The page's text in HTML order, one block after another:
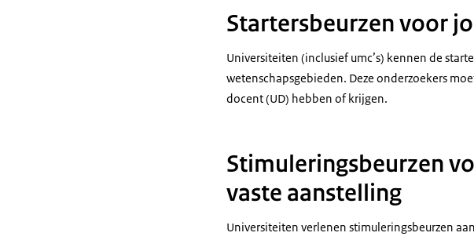
Startersbeurzen voor
Universiteiten (inclusief umc’s) kennen de
wetenschapsgebieden. Deze onderzoekers
docent (UD) hebben of krijgen.
Stimuleringsbeurzen
vaste aanstelling
Universiteiten verlenen stimuleringsbeurzen